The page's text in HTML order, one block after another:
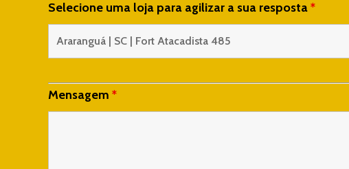
Selecione uma loja para agilizar a sua resposta*
Mensagem *